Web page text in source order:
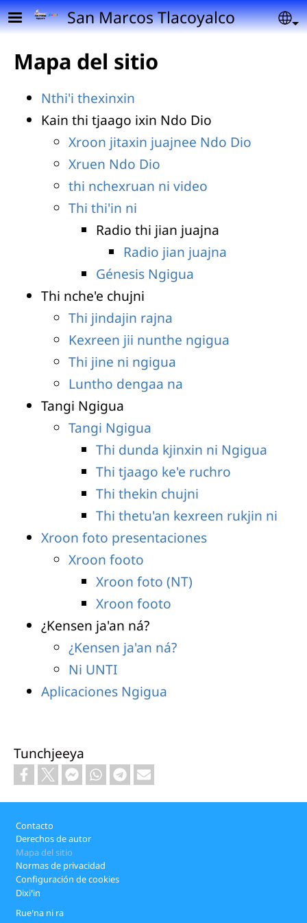
Pasar al contenido principal
San Marcos Tlacoyalco
Mapa del sitio
Nthi'i thexinxin
Kain thi tjaago ixin Ndo Dio
Xroon jitaxin juajnee Ndo Dio
Xruen Ndo Dio
thi nchexruan ni video
Thi thi'in ni
Radio thi jian juajna
Radio jian juajna
Génesis Ngigua
Thi nche'e chujni
Thi jindajin rajna
Kexreen jii nunthe ngigua
Thi jine ni ngigua
Luntho dengaa na
Tangi Ngigua
Tangi Ngigua
Thi dunda kjinxin ni Ngigua
Thi tjaago ke'e ruchro
Thi thekin chujni
Thi thetu'an kexreen rukjin ni
Xroon foto presentaciones
Xroon footo
Xroon foto (NT)
Xroon footo
¿Kensen ja'an ná?
¿Kensen ja'an ná?
Ni UNTI
Aplicaciones Ngigua
Tunchjeeya
Footer
Contacto
Derechos de autor
Mapa del sitio
Normas de privacidad
Configuración de cookies
Dixiꞌin
Rueꞌna ni ra